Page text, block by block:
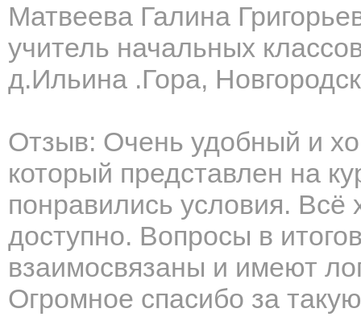
Матвеева Галина
учитель начальных
д.Ильина .Гора,
Отзыв: Очень удобный и
который представлен на
понравились условия.
доступно. Вопросы в
взаимосвязаны и имеют
Огромное спасибо за